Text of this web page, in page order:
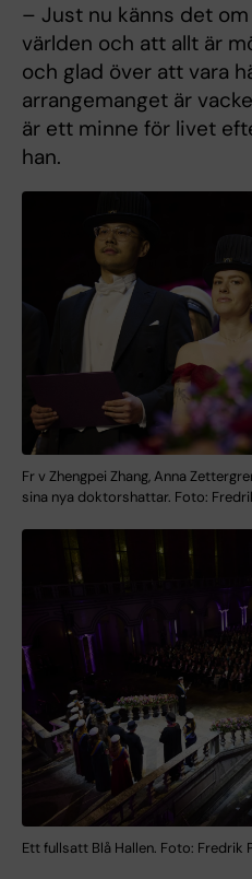
– Just nu känns det
världen och att allt är
och glad över att vara
arrangemanget är
är ett minne för livet
han.
Fr v Zhengpei Zhang, Anna
sina nya doktorshattar. Foto:
Ett fullsatt Blå Hallen. Foto: Fredrik